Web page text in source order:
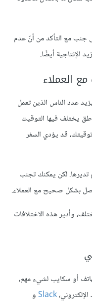
جنب مع التأكد من أنّ عدم
الإنتاجية أيضًا.
عدد الناس الذين تعمل
يختلف فيها التوقيت
قد يؤدي السفر
تديرها. لكن يمكنك تجنب
بشكل صحيح مع العملاء.
وأدير هذه الاختلافات
أو سكايب لشيء مهم،
Slackو